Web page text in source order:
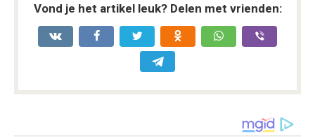
Vond je het artikel leuk? Delen met vrienden: